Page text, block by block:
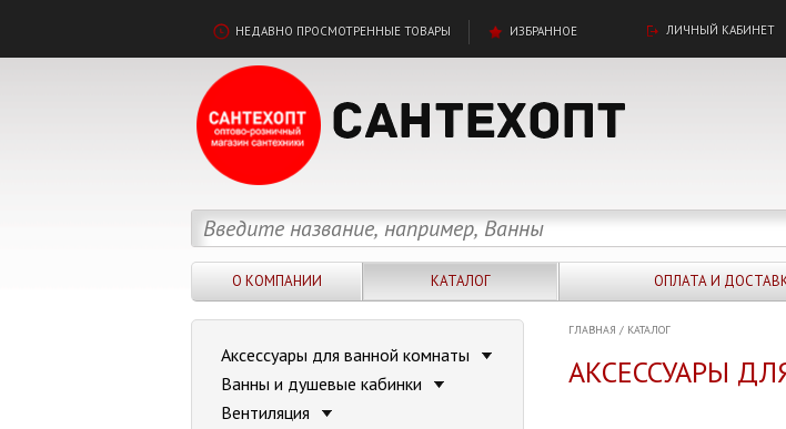
НЕДАВНО ПРОСМОТРЕННЫЕ ТОВАРЫ ИЗБРАННОЕ ЛИЧНЫЙ КАБИНЕТ
О КОМПАНИИ КАТАЛОГ ОПЛАТА И
ГЛАВНАЯ / КАТАЛОГ
АКСЕССУАРЫ
Аксессуары для ванной комнаты
Ванны и душевые кабинки
Вентиляция